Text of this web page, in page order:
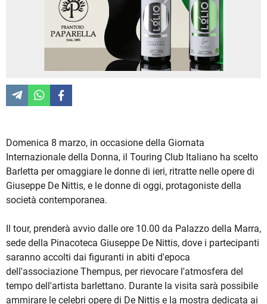
Domenica 8 marzo, in occasione della Giornata
Internazionale della Donna, il Touring Club Italiano ha scelto
Barletta per omaggiare le donne di ieri, ritratte nelle opere di
Giuseppe De Nittis, e le donne di oggi, protagoniste della
società contemporanea.
Il tour, prenderà avvio dalle ore 10.00 da Palazzo della Marra,
sede della Pinacoteca Giuseppe De Nittis, dove i partecipanti
saranno accolti dai figuranti in abiti d'epoca
dell'associazione Thempus, per rievocare l'atmosfera del
tempo dell'artista barlettano. Durante la visita sarà possibile
ammirare le celebri opere di De Nittis e la mostra dedicata ai